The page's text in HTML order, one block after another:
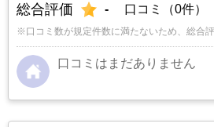
総合評価 - 口コミ（0件）
※口コミ数が規定件数に満たないため、総合評
口コミはまだありません